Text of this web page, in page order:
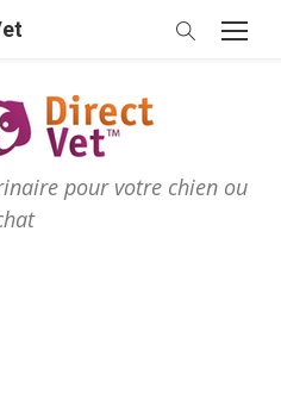
pour votre chien ou